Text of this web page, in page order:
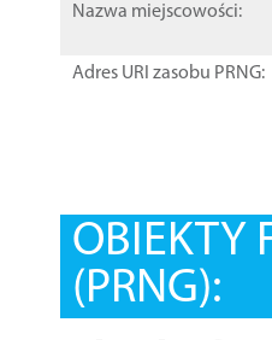
Nazwa miejscowości:
Adres URI zasobu PRNG:
OBIEKTY
(PRNG):